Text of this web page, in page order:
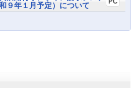
９年１月予定）について